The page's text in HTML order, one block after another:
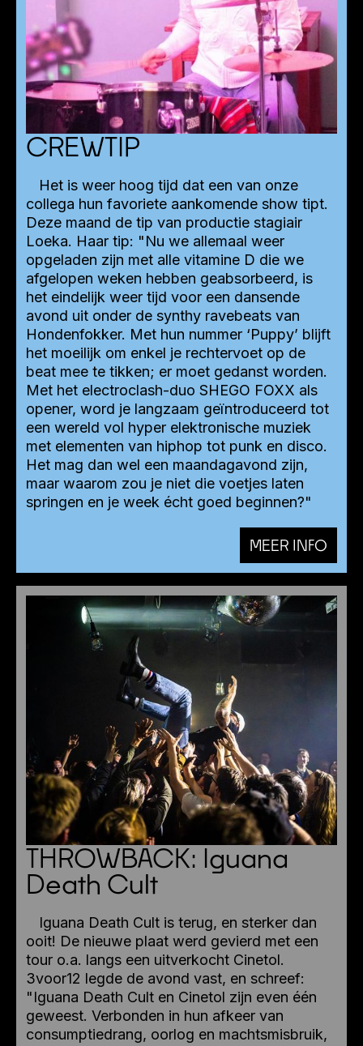
CREWTIP
Het is weer hoog tijd dat een van onze
collega hun favoriete aankomende show tipt.
Deze maand de tip van productie stagiair
Loeka. Haar tip: "Nu we allemaal weer
opgeladen zijn met alle vitamine D die we
afgelopen weken hebben geabsorbeerd, is
het eindelijk weer tijd voor een dansende
avond uit onder de synthy ravebeats van
Hondenfokker. Met hun nummer ‘Puppy’ blijft
het moeilijk om enkel je rechtervoet op de
beat mee te tikken; er moet gedanst worden.
Met het electroclash-duo SHEGO FOXX als
opener, word je langzaam geïntroduceerd tot
een wereld vol hyper elektronische muziek
met elementen van hiphop tot punk en disco.
Het mag dan wel een maandagavond zijn,
maar waarom zou je niet die voetjes laten
springen en je week écht goed beginnen?"
MEER INFO
THROWBACK: Iguana
Death Cult
Iguana Death Cult is terug, en sterker dan
ooit! De nieuwe plaat werd gevierd met een
tour o.a. langs een uitverkocht Cinetol.
3voor12 legde de avond vast, en schreef:
"Iguana Death Cult en Cinetol zijn even één
geweest. Verbonden in hun afkeer van
consumptiedrang, oorlog en machtsmisbruik,